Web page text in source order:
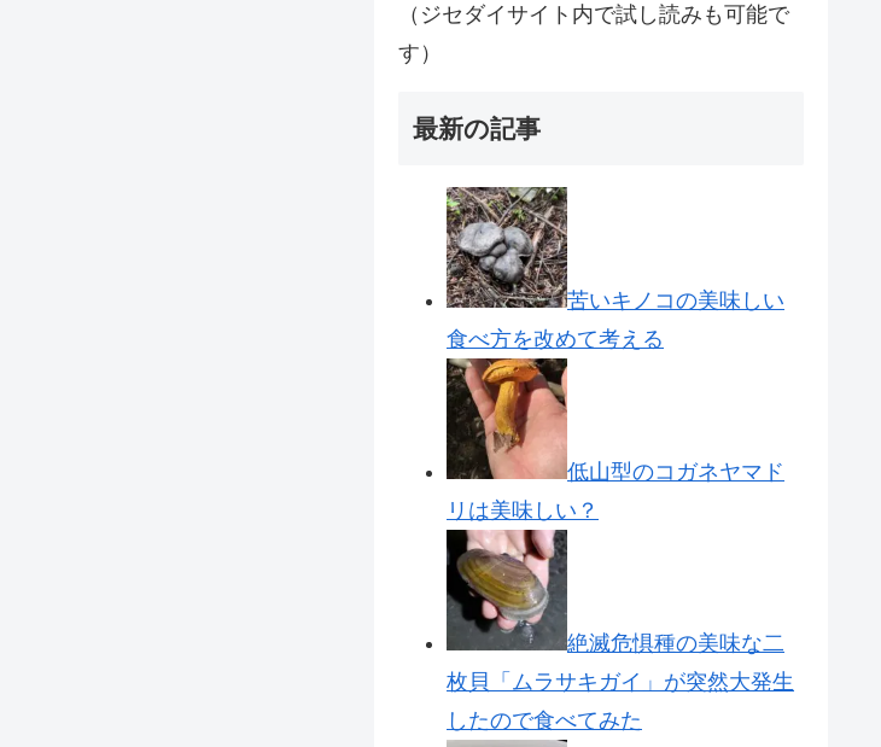
（ジセダイサイト内で試し読みも可能で
す）
最新の記事
苦いキノコの美味しい
食べ方を改めて考える
低山型のコガネヤマド
リは美味しい？
絶滅危惧種の美味な二
枚貝「ムラサキガイ」が突然大発生
したので食べてみた